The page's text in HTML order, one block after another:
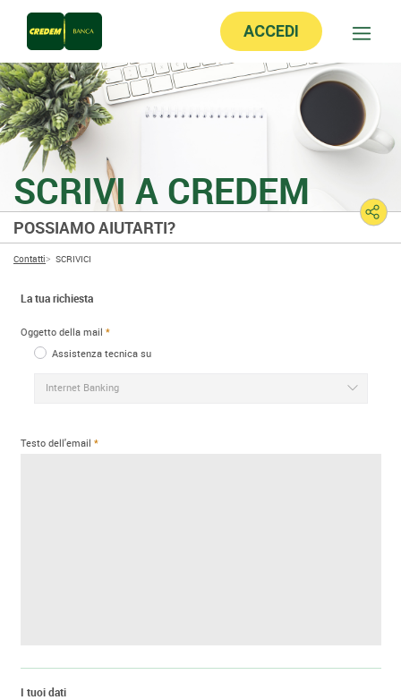
ACCEDI
SCRIVI A CREDEM
POSSIAMO AIUTARTI?
Contatti SCRIVICI
La tua richiesta
Oggetto della mail
Assistenza tecnica su
Internet Banking
Testo dell'email
I tuoi dati